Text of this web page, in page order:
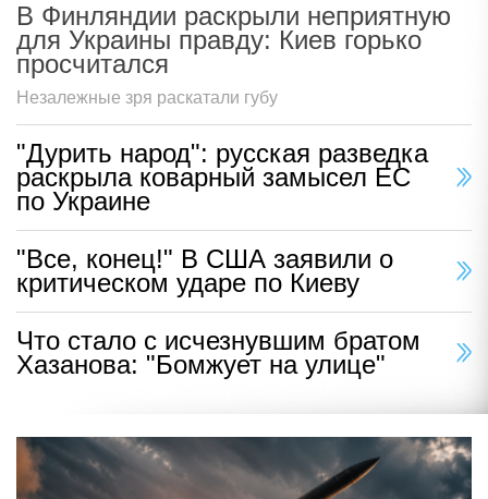
В Финляндии раскрыли неприятную
для Украины правду: Киев горько
просчитался
Незалежные зря раскатали губу
"Дурить народ": русская разведка
раскрыла коварный замысел ЕС
по Украине
"Все, конец!" В США заявили о
критическом ударе по Киеву
Что стало с исчезнувшим братом
Хазанова: "Бомжует на улице"